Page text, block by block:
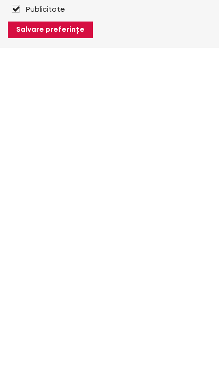
Publicitate
Salvare preferințe